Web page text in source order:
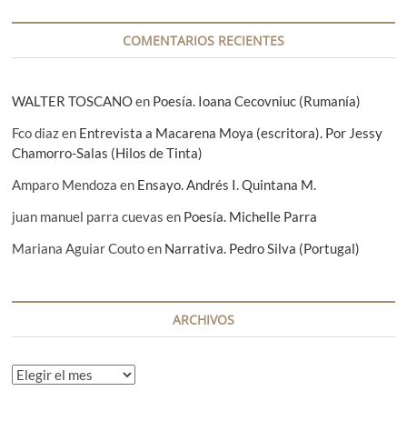
a
s
COMENTARIOS RECIENTES
WALTER TOSCANOen Poesía. Ioana Cecovniuc (Rumanía)
Fco diazen Entrevista a Macarena Moya (escritora). Por Jessy
Chamorro-Salas (Hilos de Tinta)
Amparo Mendoza en Ensayo. Andrés I. Quintana M.
juan manuel parra cuevas en Poesía. Michelle Parra
Mariana Aguiar Coutoen Narrativa. Pedro Silva (Portugal)
ARCHIVOS
A